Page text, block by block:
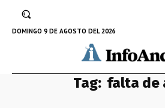
DOMINGO 9 DE AGOSTO DEL 2026
Tag: falta de